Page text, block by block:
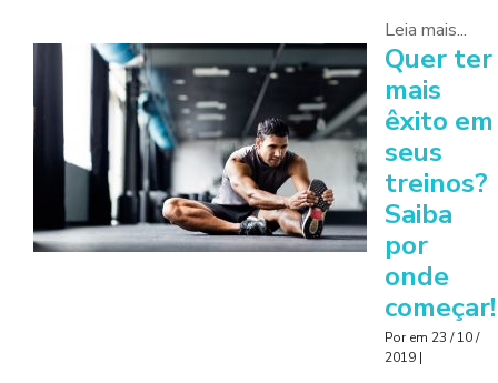
Leia mais...
Quer ter
mais
êxito em
seus
treinos?
Saiba
por
onde
começar!
Porem 23 / 10 /
2019 |